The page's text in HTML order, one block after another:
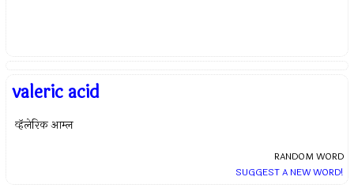
valeric acid
व्हॅलेरिक आम्ल
RANDOM WORD
SUGGEST A NEW WORD!